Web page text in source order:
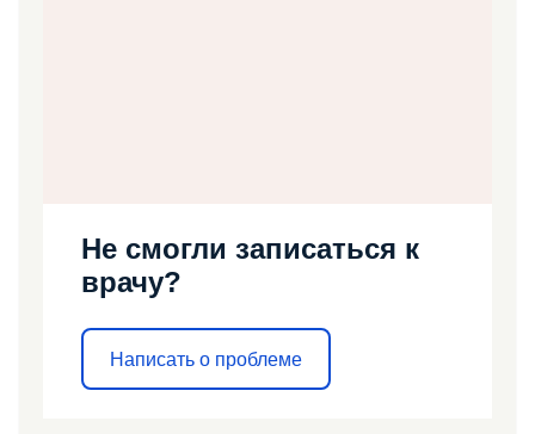
Не смогли записаться к
врачу?
Написать о проблеме